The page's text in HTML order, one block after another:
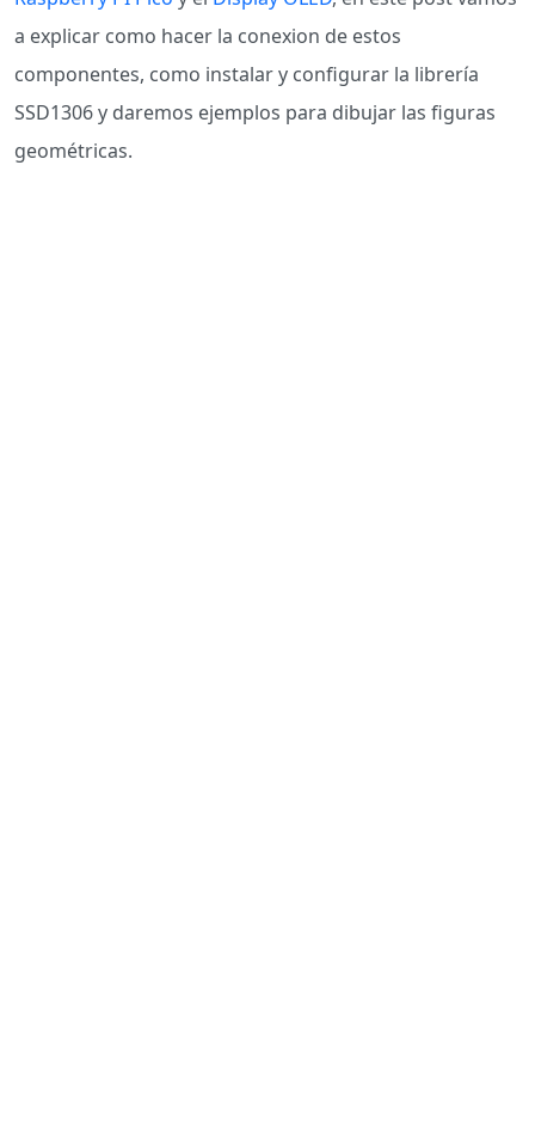
a explicar como hacer la conexion de estos
componentes, como instalar y configurar la librería
SSD1306 y daremos ejemplos para dibujar las figuras
geométricas.